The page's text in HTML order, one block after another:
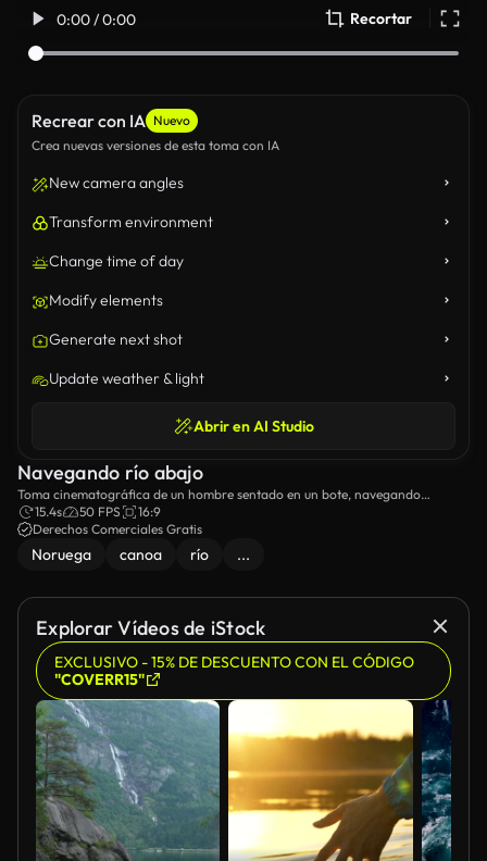
0:00 / 0:00 Recortar
Recrear con IA Nuevo
Crea nuevas versiones de esta toma con IA
New camera angles
Transform environment
Change time of day
Modify elements
Generate next shot
Update weather & light
Abrir en AI Studio
Navegando río abajo
Toma cinematográfica de un hombre sentado en un bote, navegando
lentamente por un río.
15.4s 50 FPS
16:9
Derechos Comerciales Gratis
Noruega canoa río ...
Explorar Vídeos de iStock
EXCLUSIVO - 15% DE DESCUENTO CON EL CÓDIGO
"COVERR15"